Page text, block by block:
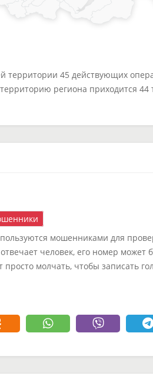
45 действующих
региона приходится 44
мошенниками для
человек, его номер может
молчать, чтобы записать